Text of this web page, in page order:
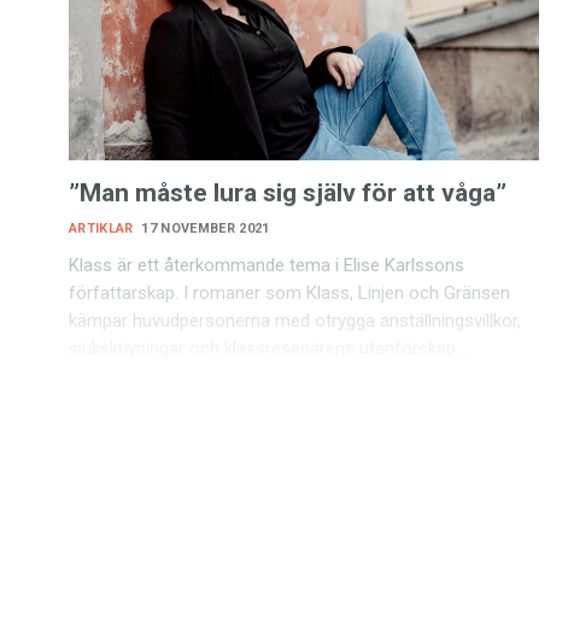
”Man måste lura sig själv för att våga”
17 NOVEMBER 2021
ARTIKLAR
Klass är ett återkommande tema i Elise Karlssons
författarskap. I romaner som Klass, Linjen och Gränsen
kämpar huvudpersonerna med otrygga anställningsvillkor,